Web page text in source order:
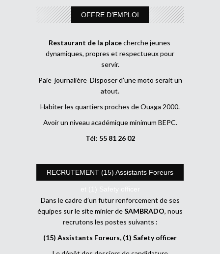
OFFRE D’EMPLOI
Restaurant de la placecherche jeunes
dynamiques, propres et respectueux pour
servir.
Paie journalière Disposer d’une moto serait un
atout.
Habiter les quartiers proches de Ouaga 2000.
Avoir un niveau académique minimum BEPC.
Tél: 55 81 26 02
RECRUTEMENT (15) Assistants Foreurs
et (1) Safety officer
Dans le cadre d’un futur renforcement de ses
équipes sur le site minier deSAMBRADO, nous
recrutons les postes suivants :
(15) Assistants Foreurs, (1) Safety officer